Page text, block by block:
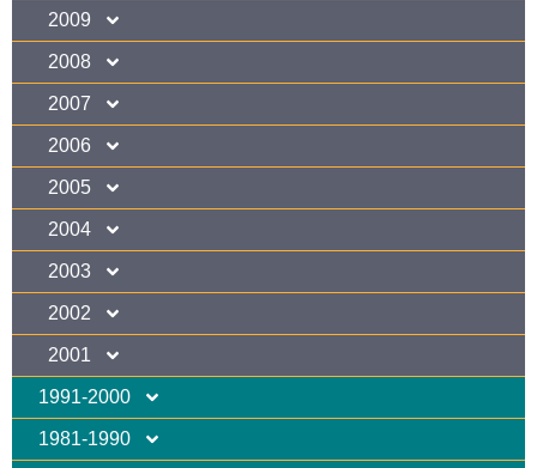
2009
2008
2007
2006
2005
2004
2003
2002
2001
1991-2000
1981-1990